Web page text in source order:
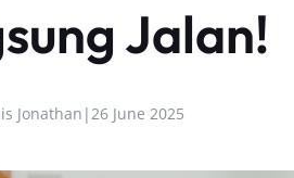
Jalan!
Jonathan |26 June 2025